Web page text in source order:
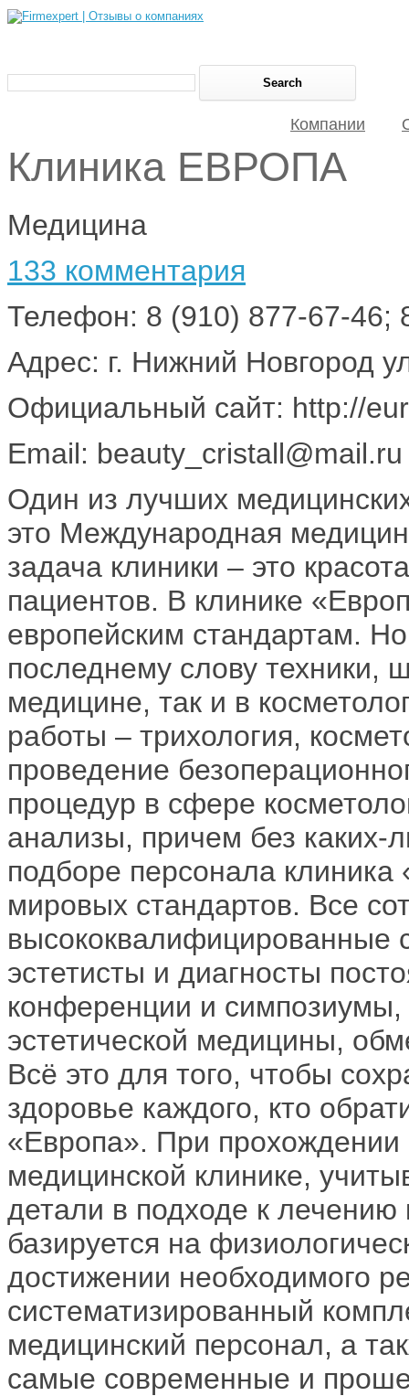
Компании
Клиника ЕВРОПА
Медицина
133 комментария
Телефон: 8 (910) 877-67-46;
Адрес: г. Нижний Новгород
Официальный сайт: http://
Email: beauty_cristall@mail.ru
Один из лучших
это Международная
задача клиники – это
пациентов. В клинике
европейским стандартам.
последнему слову техники,
медицине, так и в
работы – трихология,
проведение
процедур в сфере
анализы, причем без каких-
подборе персонала
мировых стандартов. Все
высококвалифицированные
эстетисты и диагносты
конференции и
эстетической медицины,
Всё это для того, чтобы
здоровье каждого, кто
«Европа». При
медицинской клинике,
детали в подходе к лечению
базируется на
достижении необходимого
систематизированный
медицинский персонал, а
самые современные и